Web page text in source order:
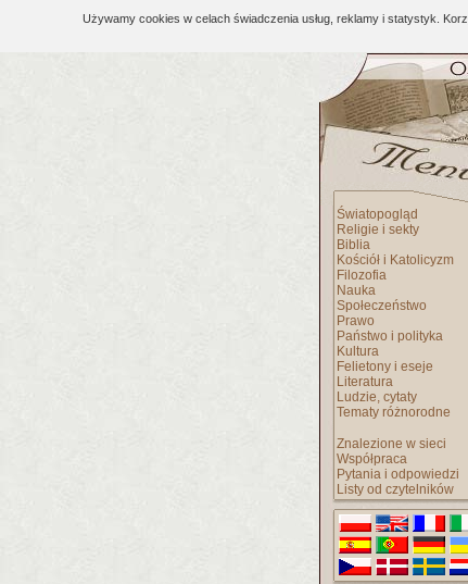
Używamy cookies w celach świadczenia usług, reklamy i statystyk.
Światopogląd
Religie i sekty
Biblia
Kościół i Katolicyzm
Filozofia
Nauka
Społeczeństwo
Prawo
Państwo i polityka
Kultura
Felietony i eseje
Literatura
Ludzie, cytaty
Tematy różnorodne
Znalezione w sieci
Współpraca
Pytania i odpowiedzi
Listy od czytelników